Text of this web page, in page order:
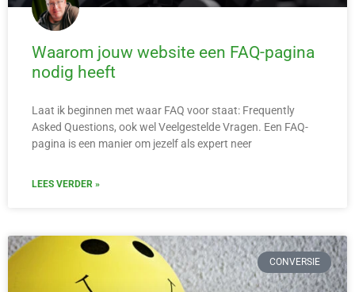
Waarom jouw website een FAQ-pagina
nodig heeft
Laat ik beginnen met waar FAQ voor staat: Frequently
Asked Questions, ook wel Veelgestelde Vragen. Een FAQ-
pagina is een manier om jezelf als expert neer
LEES VERDER »
CONVERSIE